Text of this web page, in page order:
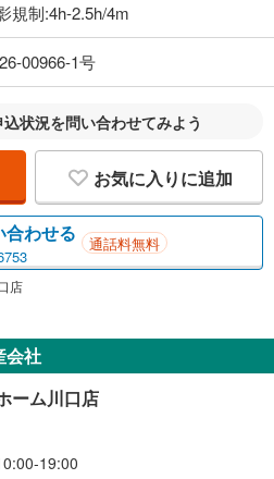
規制:4h-2.5h/4m
00966-1号
状況を問い合わせてみよう
お気に入りに追加
合わせる 通話料無料
店
会社
ーム川口店
19:00